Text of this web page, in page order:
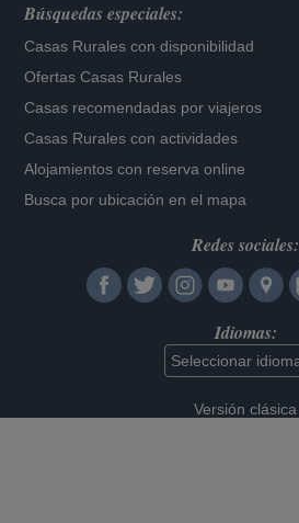
Búsquedas especiales:
Casas Rurales con disponibilidad
Ofertas Casas Rurales
Casas recomendadas por viajeros
Casas Rurales con actividades
Alojamientos con reserva online
Busca por ubicación en el mapa
Redes sociales:
Idiomas:
Versión clásica